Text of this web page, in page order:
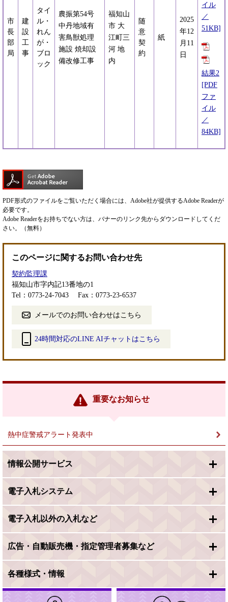
市
長
部
局
建
設
工
事
タイ
ル・
れん
が・
ブロ
ック
農振第54号
中丹地域有
害鳥獣処理
施設 焼却設
備改修工事
福知山
市 大
江町三
河 地
内
随
意
契
約
紙
2025
年12
月11
日
イル
／
51KB]
結果2
[PDF
ファ
イル
／
84KB]
PDF形式のファイルをご覧いただく場合には、Adobe社が提供するAdobe Readerが
必要です。
Adobe Readerをお持ちでない方は、バナーのリンク先からダウンロードしてくだ
さい。（無料）
このページに関するお問い合わせ先
契約監理課
福知山市字内記13番地の1
Tel：0773-24-7043
Fax：0773-23-6537
メールでのお問い合わせはこちら
24時間対応のLINE AIチャットはこちら
リ
重要なお知らせ
熱中症警戒アラート発表中
情報公開サービス
電子入札システム
電子入札以外の入札など
広告・自動販売機・指定管理者募集など
各種様式・情報